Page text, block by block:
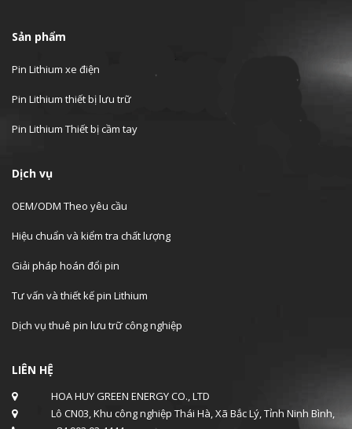
Sản phẩm
Pin Lithium xe điện
Pin Lithium thiết bị lưu trữ
Pin Lithium Thiết bị cầm tay
Dịch vụ
OEM/ODM Theo yêu cầu
Hiệu chuẩn và kiểm tra chất lượng
Giải pháp hoán đổi pin
Tư vấn và thiết kế pin Lithium
Dịch vụ thuê pin lưu trữ công nghiệp
LIÊN HỆ
HOA HUY GREEN ENERGY CO., LTD
Lô CN03, Khu công nghiệp Thái Hà, Xã Bắc Lý, Tỉnh Ninh Bình,